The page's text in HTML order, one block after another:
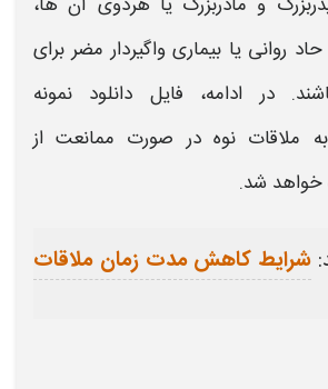
روانی یا بیماری واگیردار مضر برای
در ادامه، فایل دانلود نمونه
ملاقات نوه در صورت ممانعت از
خواهد شد.
شرایط کاهش مدت زمان ملاقات